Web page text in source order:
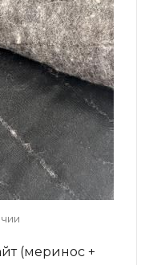
(меринос +